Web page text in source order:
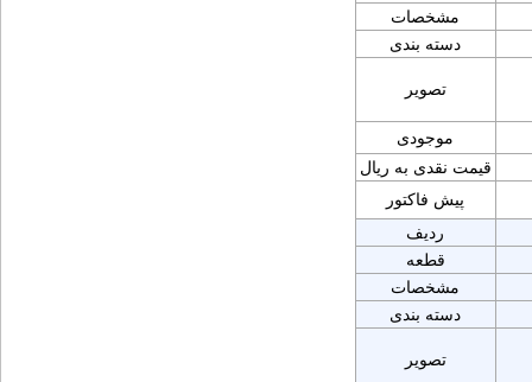
مشخصات
دسته بندی
تصویر
موجودی
قیمت نقدی به ریال
پیش فاکتور
ردیف
قطعه
مشخصات
دسته بندی
تصویر